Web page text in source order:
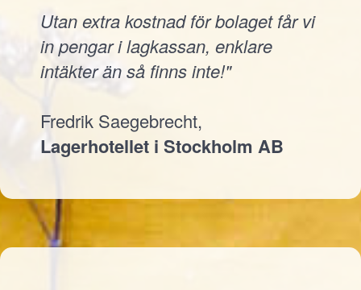
Utan extra kostnad för bolaget får vi
in pengar i lagkassan, enklare
intäkter än så finns inte!"
Fredrik Saegebrecht,
Lagerhotellet i Stockholm AB